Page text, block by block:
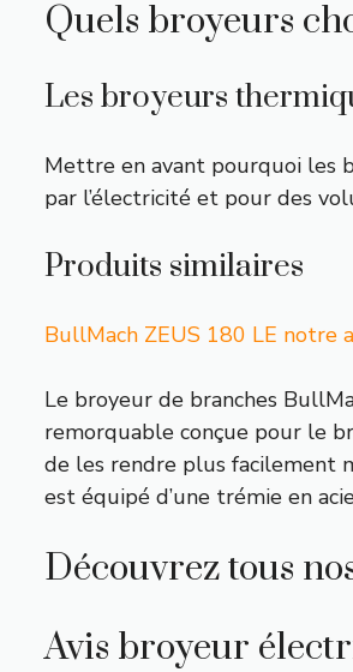
Quels broyeurs
Les broyeurs
Mettre en avant pourquoi les
par l’électricité et pour des
Produits similaires
BullMach ZEUS 180 LE notre
Le broyeur de branches
remorquable conçue pour le
de les rendre plus facilement
est équipé d’une trémie en
Découvrez tous
Avis broyeur